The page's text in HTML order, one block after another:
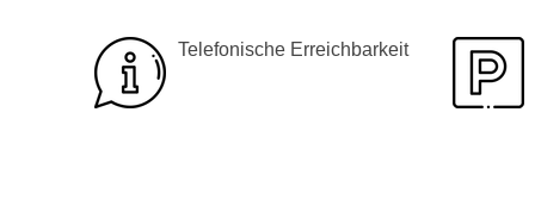
Telefonische Erreichbarkeit